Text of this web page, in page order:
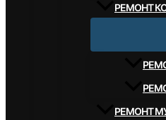
РЕМОНТ
РЕМОНТ